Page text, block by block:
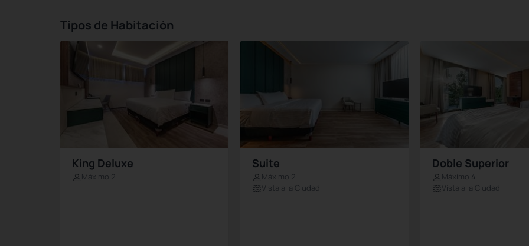
Tipos de Habitación
King Deluxe
Máximo 2
Suite
Máximo 2
Vista a la Ciudad
Doble Superior
Máximo 4
Vista a la Ciudad